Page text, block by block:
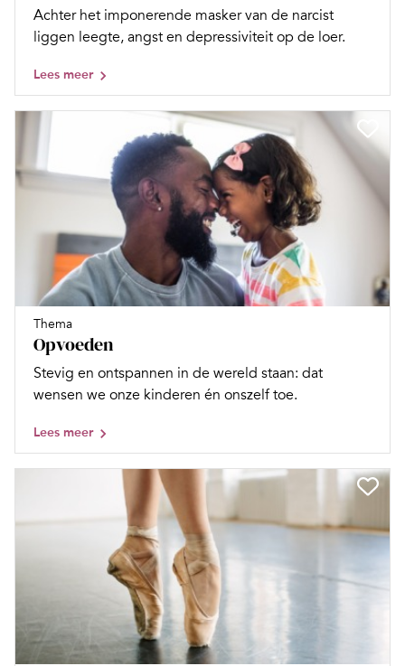
Achter het imponerende masker van de narcist
liggen leegte, angst en depressiviteit op de loer.
Lees meer
Thema
Opvoeden
Stevig en ontspannen in de wereld staan: dat
wensen we onze kinderen én onszelf toe.
Lees meer